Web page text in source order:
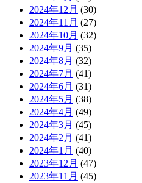
2024年12月 (30)
2024年11月 (27)
2024年10月 (32)
2024年9月 (35)
2024年8月 (32)
2024年7月 (41)
2024年6月 (31)
2024年5月 (38)
2024年4月 (49)
2024年3月 (45)
2024年2月 (41)
2024年1月 (40)
2023年12月 (47)
2023年11月 (45)